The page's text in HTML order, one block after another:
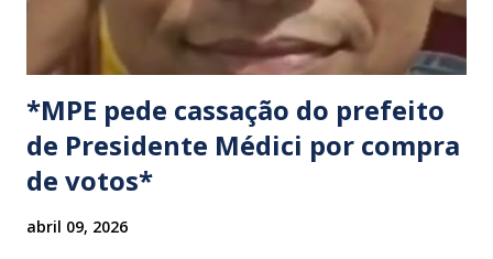
*MPE pede cassação do prefeito
de Presidente Médici por compra
de votos*
abril 09, 2026